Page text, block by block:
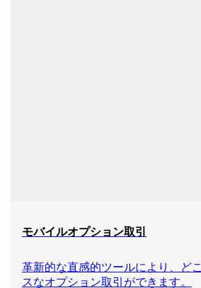
モバイルオプション取引
革新的な直感的ツールにより、ど
スなオプション取引ができます。